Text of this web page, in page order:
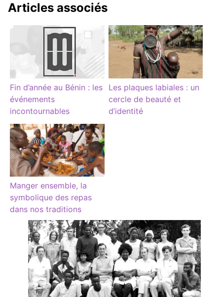
Articles associés
Fin d’année au Bénin : les
événements
incontournables
Les plaques labiales : un
cercle de beauté et
d’identité
Manger ensemble, la
symbolique des repas
dans nos traditions